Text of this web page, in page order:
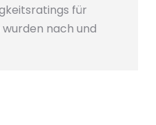
für
nach und